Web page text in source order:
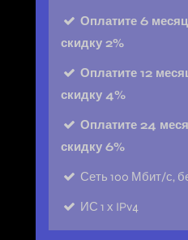
Оплатите 6
скидку 2%
Оплатите 12
скидку 4%
Оплатите 24
скидку 6%
Сеть 100 Мбит/с,
ИС 1 х IPv4